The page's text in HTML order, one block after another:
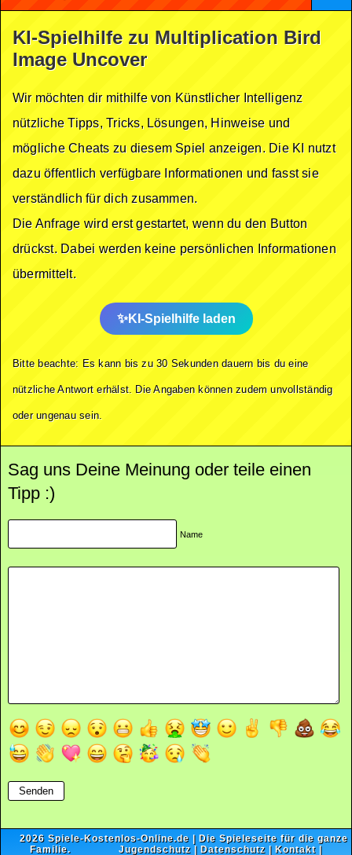
KI-Spielhilfe zu Multiplication Bird
Image Uncover
Wir möchten dir mithilfe von Künstlicher Intelligenz
nützliche Tipps, Tricks, Lösungen, Hinweise und
mögliche Cheats zu diesem Spiel anzeigen. Die KI nutzt
dazu öffentlich verfügbare Informationen und fasst sie
verständlich für dich zusammen.
Die Anfrage wird erst gestartet, wenn du den Button
drückst. Dabei werden keine persönlichen Informationen
übermittelt.
KI-Spielhilfe laden
Bitte beachte: Es kann bis zu 30 Sekunden dauern bis du eine
nützliche Antwort erhälst. Die Angaben können zudem unvollständig
oder ungenau sein.
Sag uns Deine Meinung oder teile einen
Tipp :)
Name
2026 Spiele-Kostenlos-Online.de| Die Spieleseite für die ganze
Familie.
Jugendschutz | Datenschutz | Kontakt |